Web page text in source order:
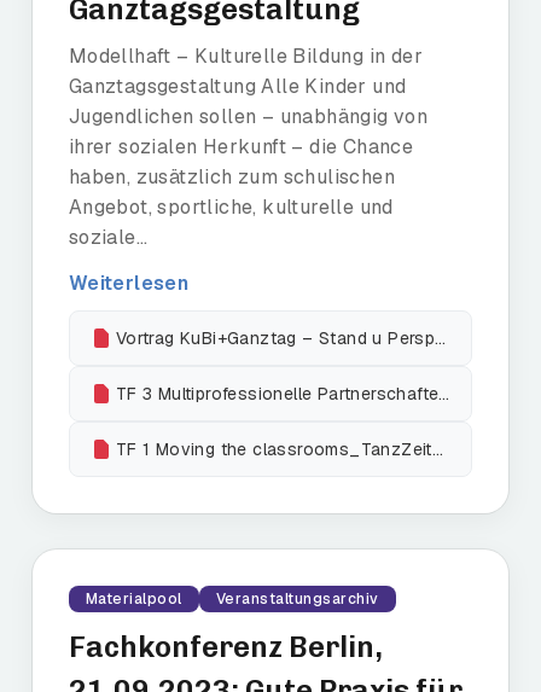
Ganztagsgestaltung
Modellhaft – Kulturelle Bildung in der
Ganztagsgestaltung Alle Kinder und
Jugendlichen sollen – unabhängig von
ihrer sozialen Herkunft – die Chance
haben, zusätzlich zum schulischen
Angebot, sportliche, kulturelle und
soziale...
Weiterlesen
Vortrag KuBi+Ganztag – Stand u Perspektiven_Zuechner
TF 3 Multiprofessionelle Partnerschaften_Seemann
TF 1 Moving the classrooms_TanzZeit_An Boekman
Materialpool Veranstaltungsarchiv
Fachkonferenz Berlin,